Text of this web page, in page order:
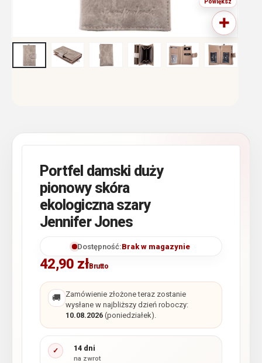
Portfel damski duży
pionowy skóra
ekologiczna szary
Jennifer Jones
Dostępność:Brak w magazynie
42,90 złBrutto
🚚 Zamówienie złożone teraz zostanie
wysłane w najbliższy dzień roboczy:
10.08.2026(poniedziałek).
✓ 14 dni
na zwrot